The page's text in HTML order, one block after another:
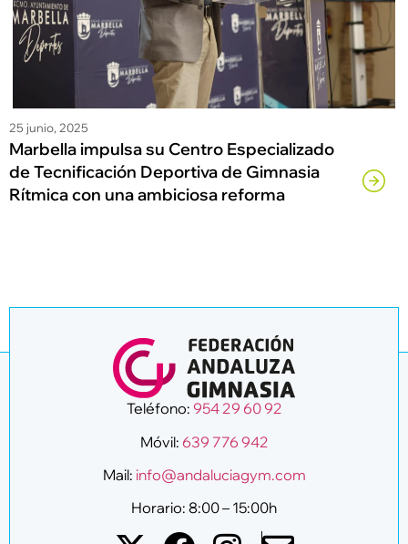
25 junio, 2025
Marbella impulsa su Centro Especializado
de Tecnificación Deportiva de Gimnasia
Rítmica con una ambiciosa reforma
Teléfono: 954 29 60 92
Móvil: 639 776 942
Mail: info@andaluciagym.com
Horario: 8:00 – 15:00h